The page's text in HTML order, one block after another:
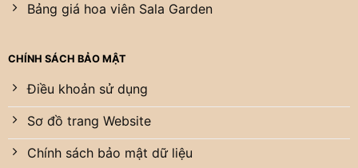
Bảng giá hoa viên Sala Garden
CHÍNH SÁCH BẢO MẬT
Điều khoản sử dụng
Sơ đồ trang Website
Chính sách bảo mật dữ liệu